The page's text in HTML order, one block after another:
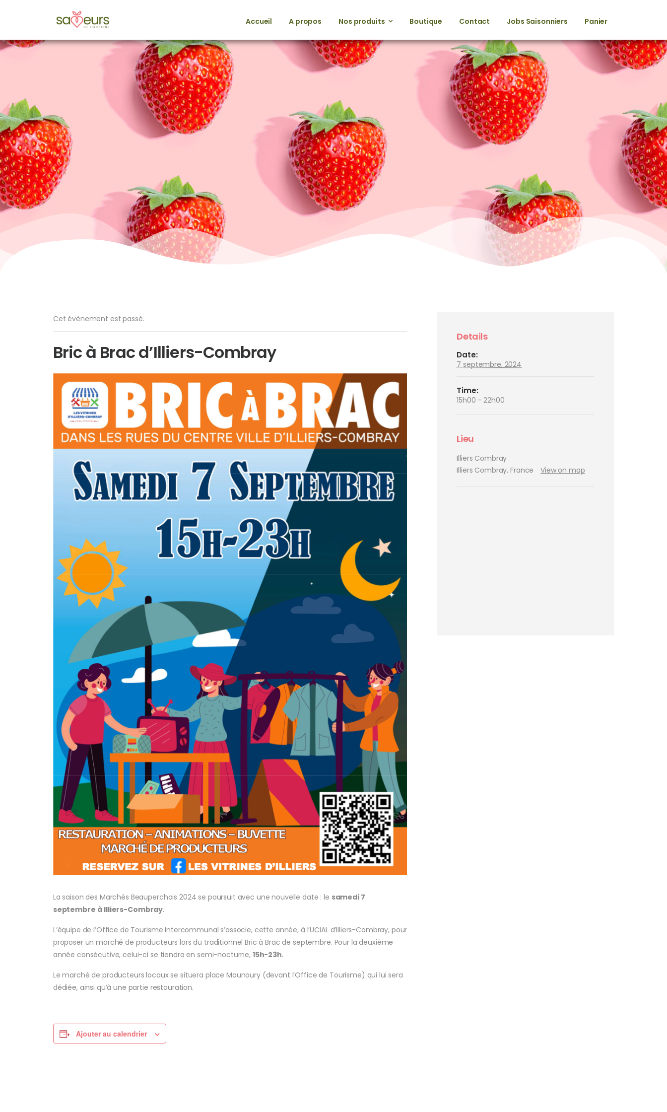
Accueil A propos Nos produits Boutique Contact Jobs Saisonniers Panier
Details
Date:
7 septembre, 2024
Time:
15h00 - 22h00
Lieu
Illiers Combray
Illiers Combray, France View on map
Cet évènement est passé.
Bric à Brac d’Illiers-Combray
La saison des Marchés Beauperchois 2024 se poursuit avec une nouvelle date : le samedi 7
septembre à Illiers-Combray.
L’équipe de l’Office de Tourisme Intercommunal s’associe, cette année, à l’UCIAL d’Illiers-Combray, pour
proposer un marché de producteurs lors du traditionnel Bric à Brac de septembre. Pour la deuxième
année consécutive, celui-ci se tiendra en semi-nocturne, 15h-23h.
Le marché de producteurs locaux se situera place Maunoury (devant l’Office de Tourisme) qui lui sera
dédiée, ainsi qu’à une partie restauration.
Ajouter au calendrier